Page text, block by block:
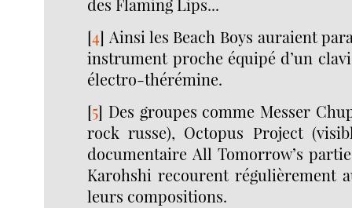
[4] Ainsi les Beach Boys auraient
instrument proche équipé d’un
électro-thérémine.
[5] Des groupes comme Messer
rock russe), Octopus Project
documentaire All Tomorrow’s
Karohshi recourent régulièrement
leurs compositions.